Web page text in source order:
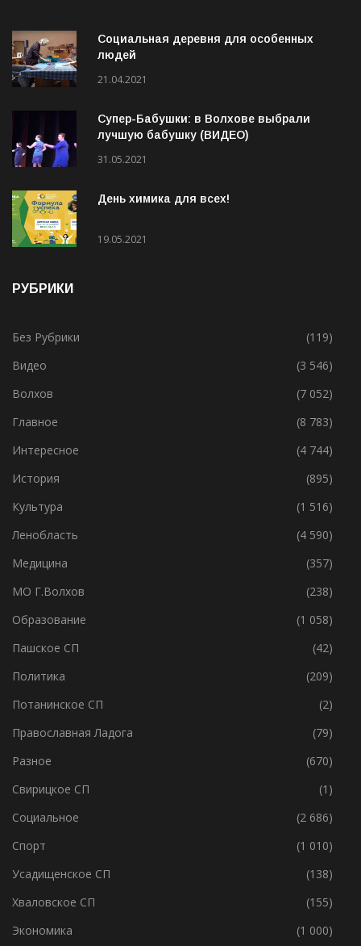
Социальная деревня для особенных
людей
21.04.2021
Супер-Бабушки: в Волхове выбрали
лучшую бабушку (ВИДЕО)
31.05.2021
День химика для всех!
19.05.2021
РУБРИКИ
Без Рубрики
(119)
Видео
(3 546)
Волхов
(7 052)
Главное
(8 783)
Интересное
(4 744)
История
(895)
Культура
(1 516)
Ленобласть
(4 590)
Медицина
(357)
МО Г.Волхов
(238)
Образование
(1 058)
Пашское СП
(42)
Политика
(209)
Потанинское СП
(2)
Православная Ладога
(79)
Разное
(670)
Свирицкое СП
(1)
Социальное
(2 686)
Спорт
(1 010)
Усадищенское СП
(138)
Хваловское СП
(155)
Экономика
(1 000)